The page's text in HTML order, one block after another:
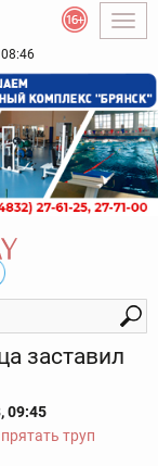
заставил
09:45